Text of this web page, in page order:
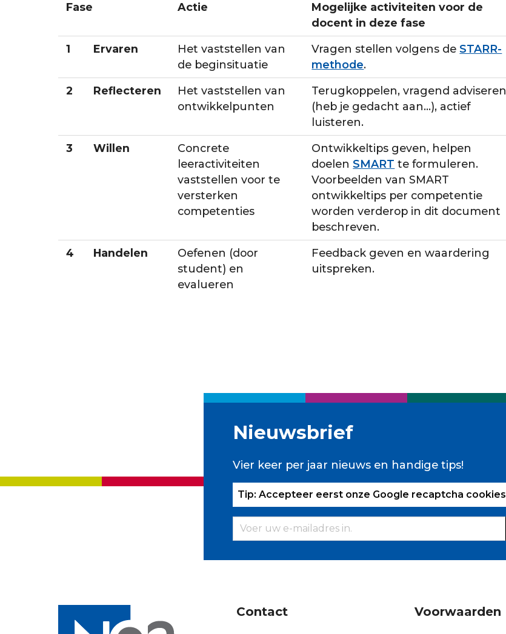
Fase Actie
Mogelijke activiteiten voor de
docent in deze fase
1 Ervaren
Het vaststellen van
de beginsituatie
Vragen stellen volgens deSTARR-
methode.
2 Reflecteren
Het vaststellen van
ontwikkelpunten
Terugkoppelen, vragend adviseren
(heb je gedacht aan…), actief
luisteren.
3 Willen
Concrete
leeractiviteiten
vaststellen voor te
versterken
competenties
Ontwikkeltips geven, helpen
doelenSMART te formuleren.
Voorbeelden van SMART
ontwikkeltips per competentie
worden verderop in dit document
beschreven.
4 Handelen
Oefenen (door
student) en
evalueren
Feedback geven en waardering
uitspreken.
Nieuwsbrief
Vier keer per jaar nieuws en handige tips!
Tip: Accepteer eerst onze Google recaptcha cookies
Contact Voorwaarden